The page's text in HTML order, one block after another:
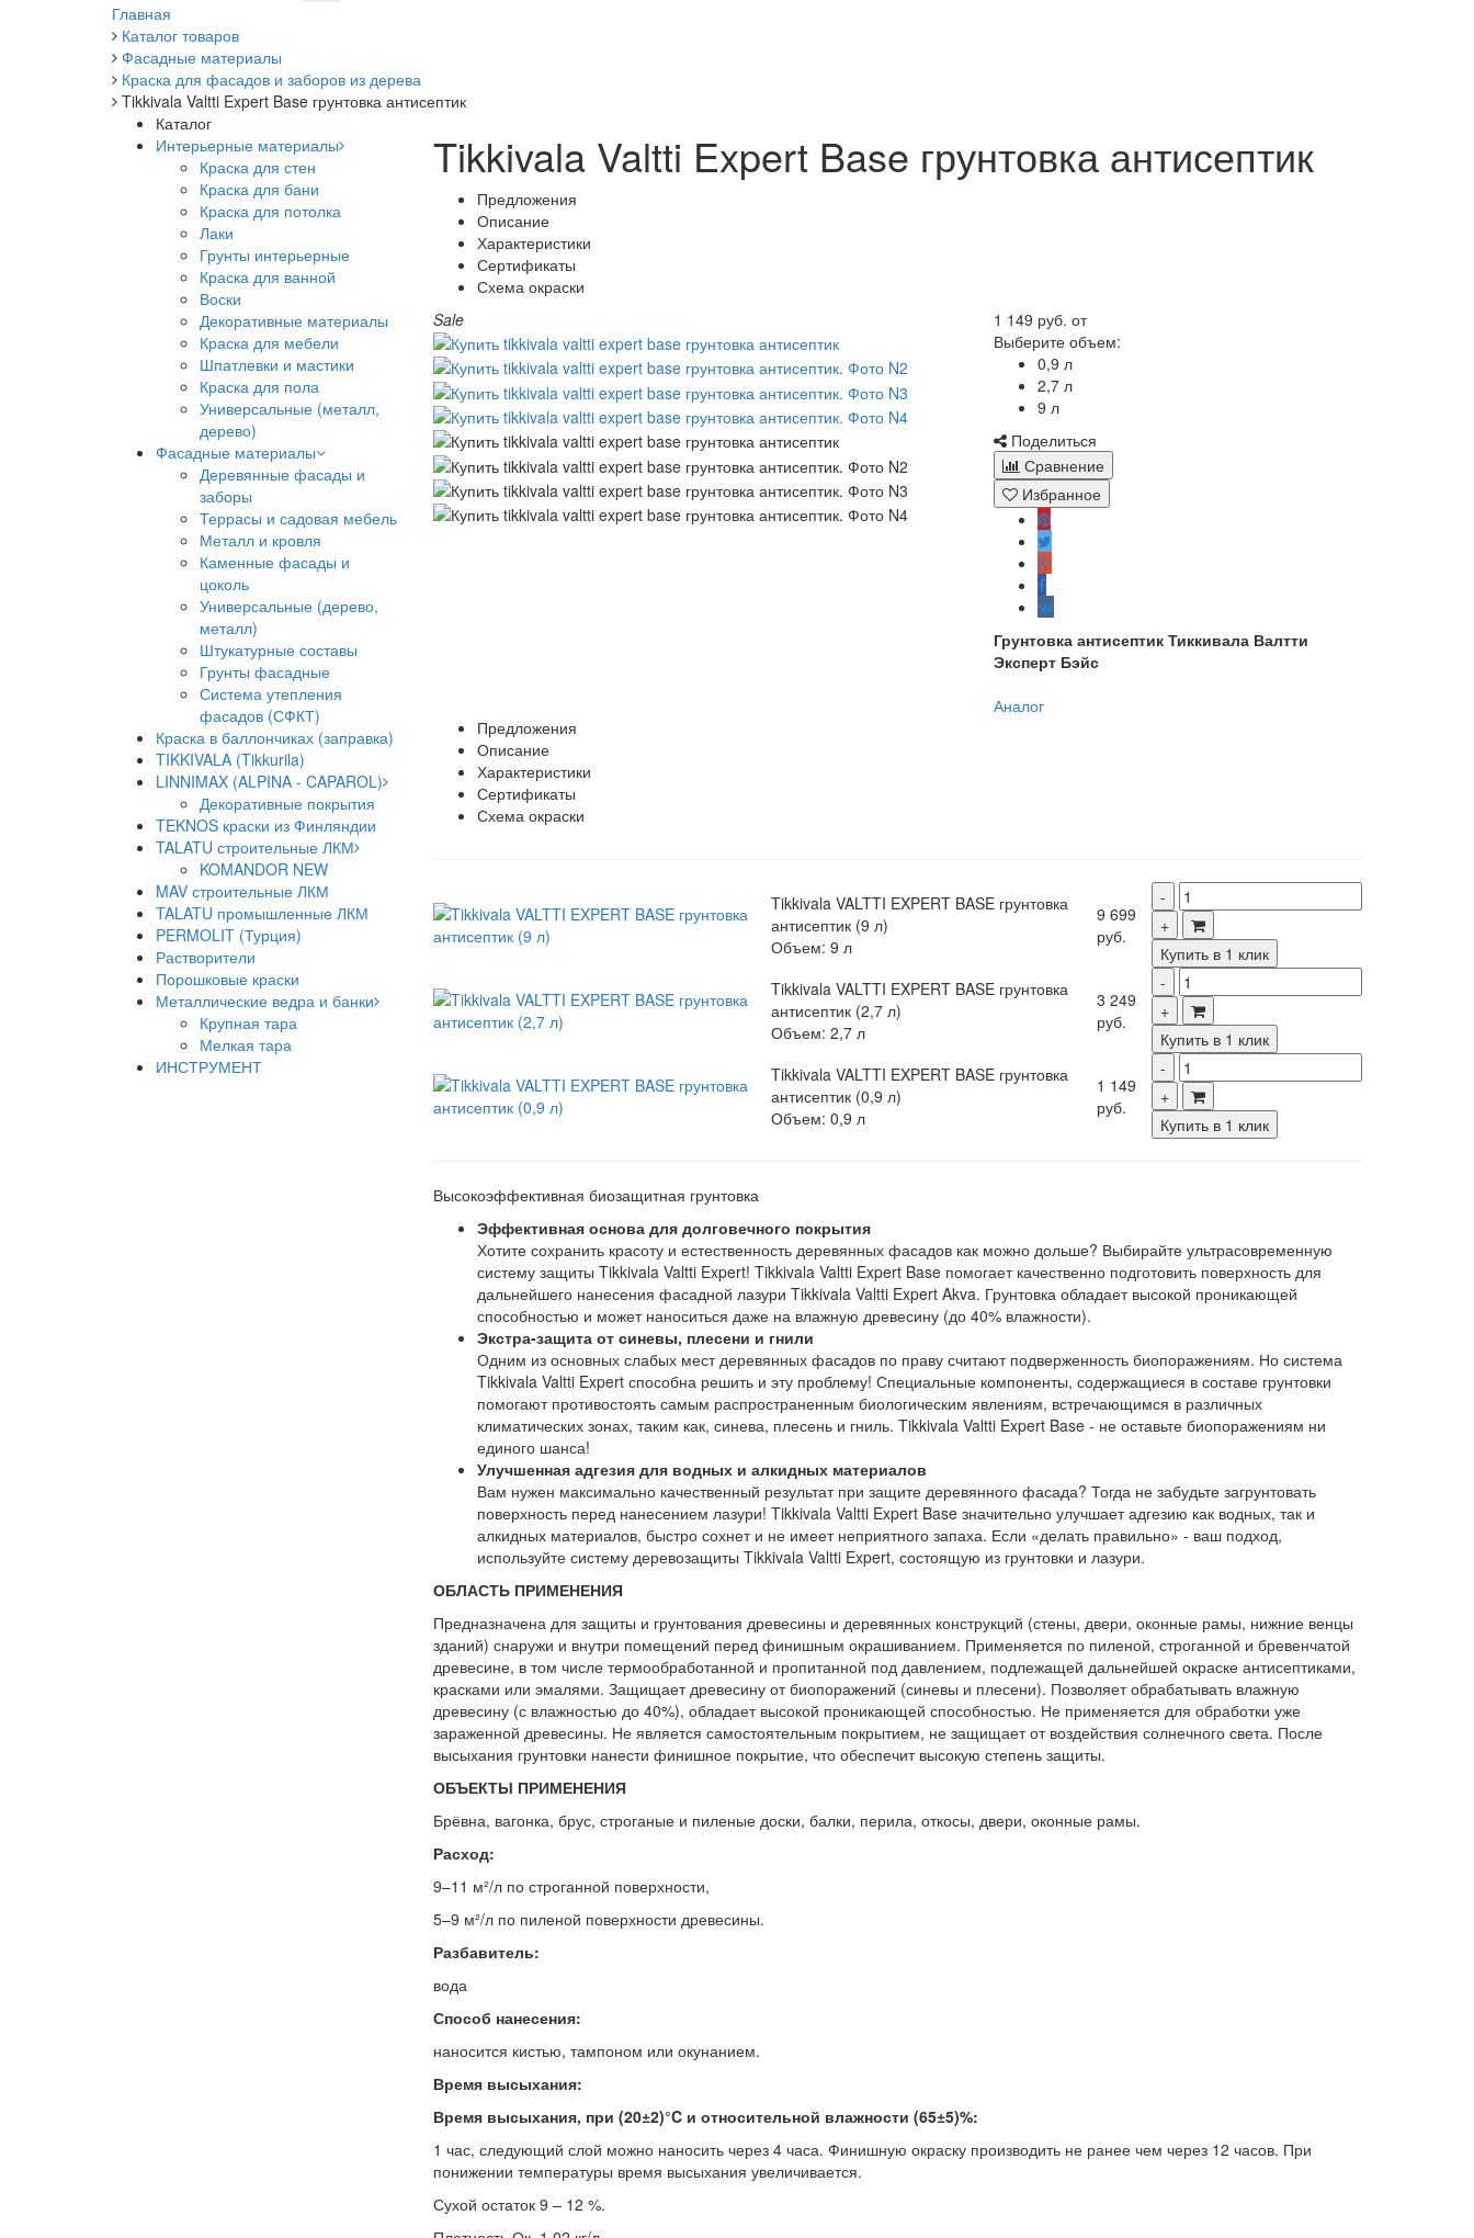
Главная
Каталог товаров
Фасадные материалы
Краска для фасадов и заборов из дерева
Tikkivala Valtti Expert Base грунтовка антисептик
Каталог
Интерьерные материалы
Краска для стен
Краска для бани
Краска для потолка
Лаки
Грунты интерьерные
Краска для ванной
Воски
Декоративные материалы
Краска для мебели
Шпатлевки и мастики
Краска для пола
Универсальные (металл,
дерево)
Фасадные материалы
Деревянные фасады и
заборы
Террасы и садовая мебель
Металл и кровля
Каменные фасады и
цоколь
Универсальные (дерево,
металл)
Штукатурные составы
Грунты фасадные
Система утепления
фасадов (СФКТ)
Краска в баллончиках (заправка)
TIKKIVALA (Tikkurila)
LINNIMAX (ALPINA - CAPAROL)
Декоративные покрытия
TEKNOS краски из Финляндии
TALATU строительные ЛКМ
KOMANDOR NEW
MAV строительные ЛКМ
TALATU промышленные ЛКМ
PERMOLIT (Турция)
Растворители
Порошковые краски
Металлические ведра и банки
Крупная тара
Мелкая тара
ИНСТРУМЕНТ
Tikkivala Valtti Expert Base грунтовка антисептик
Предложения
Описание
Характеристики
Сертификаты
Схема окраски
Sale
1 149 руб. от
Выберите объем:
0,9 л
2,7 л
9 л
Поделиться
Сравнение
Избранное
Грунтовка антисептик Тиккивала Валтти
Эксперт Бэйс
Аналог
Предложения
Описание
Характеристики
Сертификаты
Схема окраски
Tikkivala VALTTI EXPERT BASE грунтовка
антисептик (9 л)
Объем: 9 л
9 699
руб.
Купить в 1 клик
Tikkivala VALTTI EXPERT BASE грунтовка
антисептик (2,7 л)
Объем: 2,7 л
3 249
руб.
Купить в 1 клик
Tikkivala VALTTI EXPERT BASE грунтовка
антисептик (0,9 л)
Объем: 0,9 л
1 149
руб.
Купить в 1 клик
Высокоэффективная биозащитная грунтовка
Эффективная основа для долговечного покрытия
Хотите сохранить красоту и естественность деревянных фасадов как можно дольше? Выбирайте ультрасовременную
систему защиты Tikkivala Valtti Expert! Tikkivala Valtti Expert Base помогает качественно подготовить поверхность для
дальнейшего нанесения фасадной лазури Tikkivala Valtti Expert Akva. Грунтовка обладает высокой проникающей
способностью и может наноситься даже на влажную древесину (до 40% влажности).
Экстра-защита от синевы, плесени и гнили
Одним из основных слабых мест деревянных фасадов по праву считают подверженность биопоражениям. Но система
Tikkivala Valtti Expert способна решить и эту проблему! Специальные компоненты, содержащиеся в составе грунтовки
помогают противостоять самым распространенным биологическим явлениям, встречающимся в различных
климатических зонах, таким как, синева, плесень и гниль. Tikkivala Valtti Expert Base - не оставьте биопоражениям ни
единого шанса!
Улучшенная адгезия для водных и алкидных материалов
Вам нужен максимально качественный результат при защите деревянного фасада? Тогда не забудьте загрунтовать
поверхность перед нанесением лазури! Tikkivala Valtti Expert Base значительно улучшает адгезию как водных, так и
алкидных материалов, быстро сохнет и не имеет неприятного запаха. Если «делать правильно» - ваш подход,
используйте систему деревозащиты Tikkivala Valtti Expert, состоящую из грунтовки и лазури.
ОБЛАСТЬ ПРИМЕНЕНИЯ
Предназначена для защиты и грунтования древесины и деревянных конструкций (стены, двери, оконные рамы, нижние венцы
зданий) снаружи и внутри помещений перед финишным окрашиванием. Применяется по пиленой, строганной и бревенчатой
древесине, в том числе термообработанной и пропитанной под давлением, подлежащей дальнейшей окраске антисептиками,
красками или эмалями. Защищает древесину от биопоражений (синевы и плесени). Позволяет обрабатывать влажную
древесину (с влажностью до 40%), обладает высокой проникающей способностью. Не применяется для обработки уже
зараженной древесины. Не является самостоятельным покрытием, не защищает от воздействия солнечного света. После
высыхания грунтовки нанести финишное покрытие, что обеспечит высокую степень защиты.
ОБЪЕКТЫ ПРИМЕНЕНИЯ
Брёвна, вагонка, брус, строганые и пиленые доски, балки, перила, откосы, двери, оконные рамы.
Расход:
9–11 м²/л по строганной поверхности,
5–9 м²/л по пиленой поверхности древесины.
Разбавитель:
вода
Способ нанесения:
наносится кистью, тампоном или окунанием.
Время высыхания:
Время высыхания, при (20±2)°C и относительной влажности (65±5)%:
1 час, следующий слой можно наносить через 4 часа. Финишную окраску производить не ранее чем через 12 часов. При
понижении температуры время высыхания увеличивается.
Сухой остаток 9 – 12 %.